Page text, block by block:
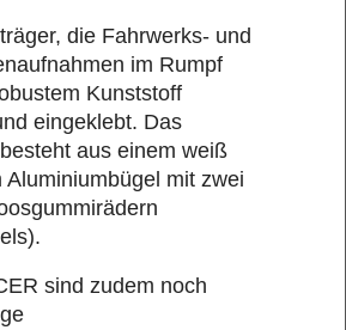
die Fahrwerks- und
im Rumpf
Kunststoff
eingeklebt. Das
aus einem weiß
Aluminiumbügel mit zwei
sind zudem noch